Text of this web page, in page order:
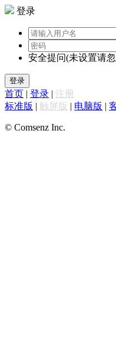
登录
安全提问(未设置请
登录
首页 | 登录 | 注册
标准版 | 触屏版 | 电脑版 |
© Comsenz Inc.